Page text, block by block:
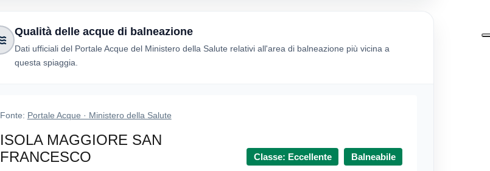
Qualità delle acque di balneazione
Dati ufficiali del Portale Acque del Ministero della Salute relativi all'area di balneazione più vicina a
questa spiaggia.
Fonte: Portale Acque · Ministero della Salute
ISOLA MAGGIORE SAN
FRANCESCO
Classe: Eccellente Balneabile